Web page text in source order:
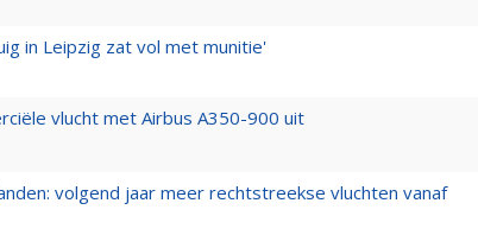
in Leipzig zat vol met munitie'
vlucht met Airbus A350-900 uit
volgend jaar meer rechtstreekse vluchten vanaf